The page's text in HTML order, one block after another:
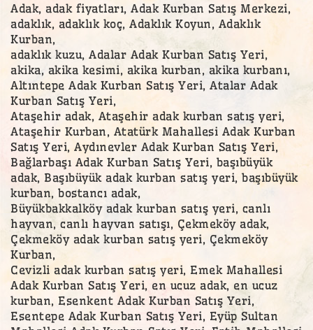
Adak, adak fiyatları, Adak Kurban Satış Merkezi,
adaklık, adaklık koç, Adaklık Koyun, Adaklık
Kurban,
adaklık kuzu, Adalar Adak Kurban Satış Yeri,
akika, akika kesimi, akika kurban, akika kurbanı,
Altıntepe Adak Kurban Satış Yeri, Atalar Adak
Kurban Satış Yeri,
Ataşehir adak, Ataşehir adak kurban satış yeri,
Ataşehir Kurban, Atatürk Mahallesi Adak Kurban
Satış Yeri, Aydınevler Adak Kurban Satış Yeri,
Bağlarbaşı Adak Kurban Satış Yeri, başıbüyük
adak, Başıbüyük adak kurban satış yeri, başıbüyük
kurban, bostancı adak,
Büyükbakkalköy adak kurban satış yeri, canlı
hayvan, canlı hayvan satışı, Çekmeköy adak,
Çekmeköy adak kurban satış yeri, Çekmeköy
Kurban,
Cevizli adak kurban satış yeri, Emek Mahallesi
Adak Kurban Satış Yeri, en ucuz adak, en ucuz
kurban, Esenkent Adak Kurban Satış Yeri,
Esentepe Adak Kurban Satış Yeri, Eyüp Sultan